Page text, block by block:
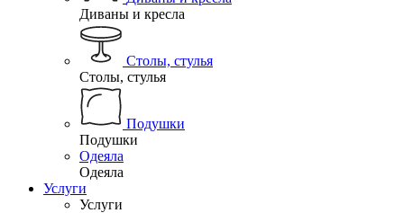
Диваны и кресла
Столы, стулья
Столы, стулья
Подушки
Подушки
Одеяла
Одеяла
Услуги
Услуги